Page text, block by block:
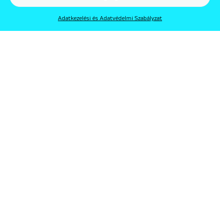
Adatkezelési és Adatvédelmi Szabályzat